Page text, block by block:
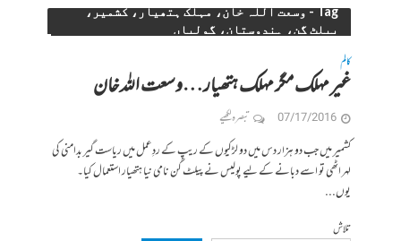
Tag - وسعت اللہ خان، مہلک ہتھیار، کشمیر،
پیلٹ گن، ہندوستان، گولیاں
کالم
غیر مہلک مگر مہلک ہتھیار…وسعت اللہ خان
07/17/2016 تبصرہ لکھیے
کشمیر میں جب دو ہزار دس میں دو لڑکیوں کے ریپ کے ردِعمل میں ریاست گیر بدامنی کی
لہر اٹھی تو اسے دبانے کے لیے پولیس نے پیلٹ گن نامی نیا ہتھیار استعمال کیا۔
یوں...
تلاش